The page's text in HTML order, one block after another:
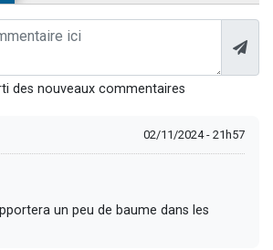
des nouveaux commentaires
02/11/2024 - 21h57
un peu de baume dans les